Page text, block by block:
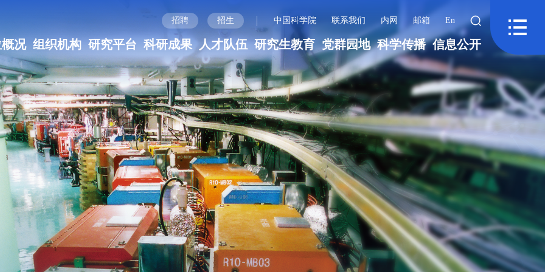
招聘 招生 | 中国科学院 联系我们 内网 邮箱 En
况 组织机构 研究平台 科研成果 人才队伍 研究生教育 党群园地 科学传播 信息公开